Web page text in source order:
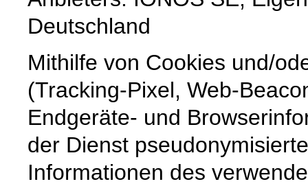
Deutschland
Mithilfe von Cookies und/
(Tracking-Pixel, Web-
Endgeräte- und
der Dienst
Informationen des